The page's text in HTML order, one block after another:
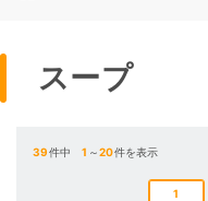
スープ
39件中1 ～20件を表示
1